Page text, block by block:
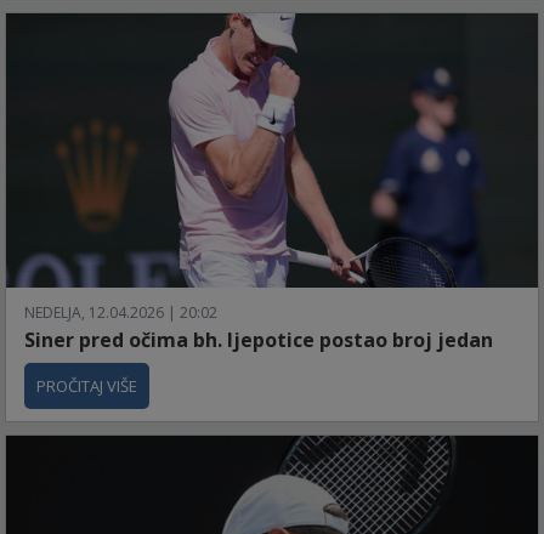
NEDELJA, 12.04.2026 | 20:02
Siner pred očima bh. ljepotice postao broj jedan
PROČITAJ VIŠE